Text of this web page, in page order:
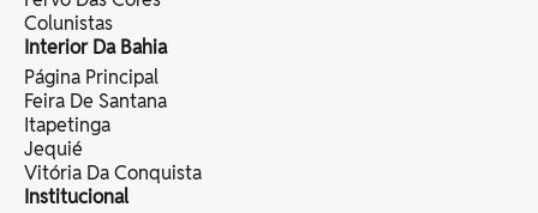
Colunistas
Interior Da Bahia
Página Principal
Feira De Santana
Itapetinga
Jequié
Vitória Da Conquista
Institucional